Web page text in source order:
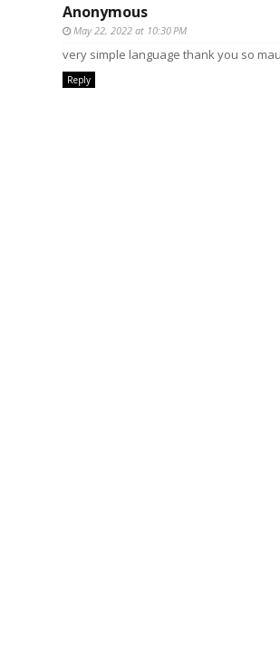
Anonymous
May 22, 2022 at 10:30 PM
very simple language thank you so
Reply